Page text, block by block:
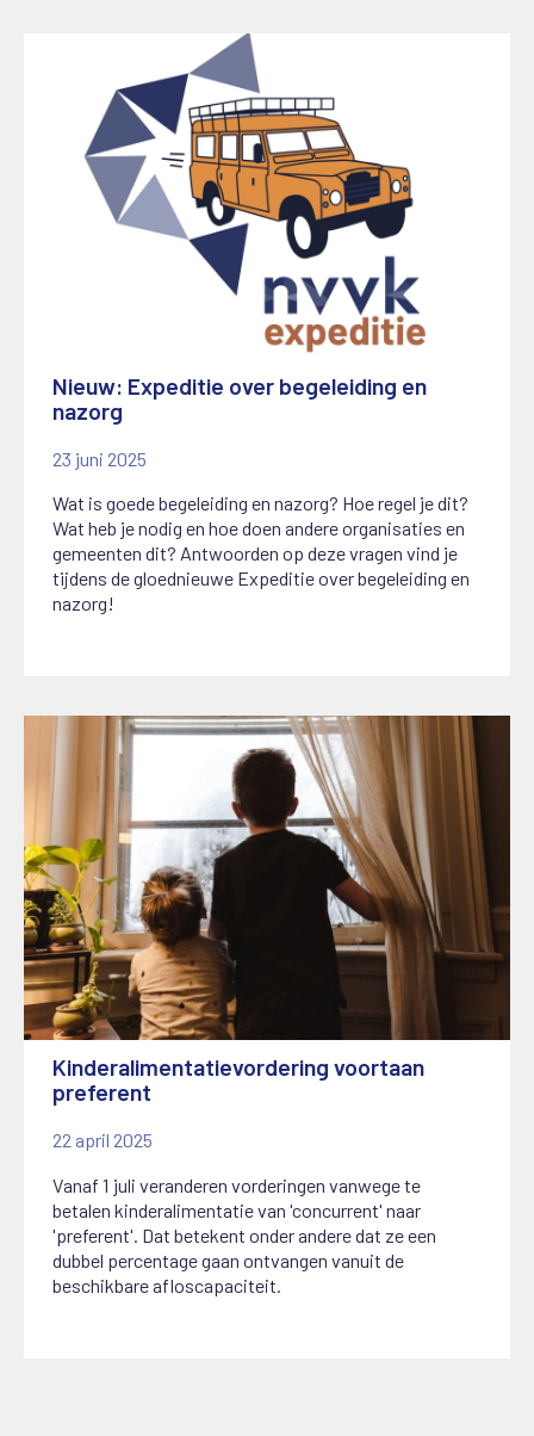
Nieuw: Expeditie over begeleiding en
nazorg
23 juni 2025
Wat is goede begeleiding en nazorg? Hoe regel je dit?
Wat heb je nodig en hoe doen andere organisaties en
gemeenten dit? Antwoorden op deze vragen vind je
tijdens de gloednieuwe Expeditie over begeleiding en
nazorg!
Kinderalimentatievordering voortaan
preferent
22 april 2025
Vanaf 1 juli veranderen vorderingen vanwege te
betalen kinderalimentatie van 'concurrent' naar
'preferent'. Dat betekent onder andere dat ze een
dubbel percentage gaan ontvangen vanuit de
beschikbare afloscapaciteit.